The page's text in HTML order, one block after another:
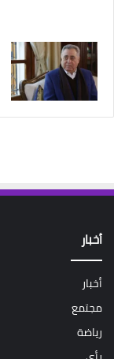
أخبار
أخبار
مجتمع
رياضة